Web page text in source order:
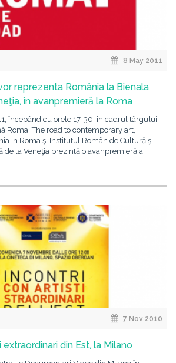
8 May 2011
reprezenta România la Bienala
în avanpremieră la Roma
începând cu orele 17. 30, în cadrul târgului
Roma. The road to contemporary art,
in Roma şi Institutul Român de Cultură şi
de la Veneţia prezintă o avanpremieră a
7 Nov 2010
din Est, la Milano